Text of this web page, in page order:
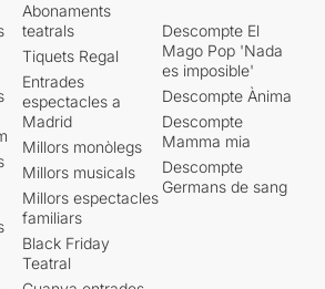
Abonaments
teatrals
Tiquets Regal
Entrades
espectacles a
Madrid
Millors monòlegs
Millors musicals
Millors espectacles
familiars
Black Friday
Teatral
Descompte El
Mago Pop 'Nada
es imposible'
Descompte Ànima
Descompte
Mamma mia
Descompte
Germans de sang